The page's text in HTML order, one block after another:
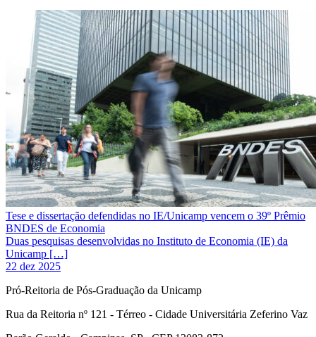
Tese e dissertação defendidas no IE/Unicamp vencem o 39º Prêmio
BNDES de Economia
Duas pesquisas desenvolvidas no Instituto de Economia (IE) da
Unicamp […]
22 dez 2025
Pró-Reitoria de Pós-Graduação da Unicamp
Rua da Reitoria nº 121 - Térreo - Cidade Universitária Zeferino Vaz